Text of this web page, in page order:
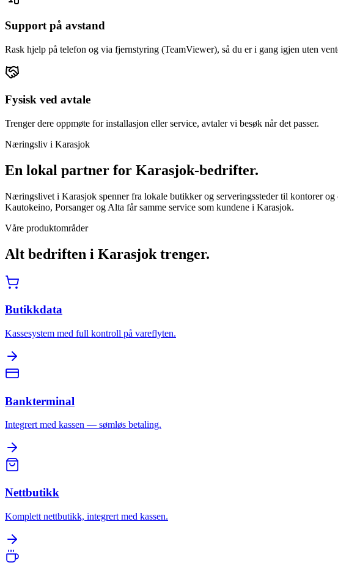
Support på avstand
Rask hjelp på telefon og via fjernstyring (TeamViewer), så du er i gang igjen uten
Fysisk ved avtale
Trenger dere oppmøte for installasjon eller service, avtaler vi besøk når det passer.
Næringsliv i Karasjok
En lokal partner for Karasjok-bedrifter.
Næringslivet i Karasjok spenner fra lokale butikker og serveringssteder til kontorer
Kautokeino, Porsanger og Alta får samme service som kundene i Karasjok.
Våre produktområder
Alt bedriften i Karasjok trenger.
Butikkdata
Kassesystem med full kontroll på vareflyten.
Bankterminal
Integrert med kassen — sømløs betaling.
Nettbutikk
Komplett nettbutikk, integrert med kassen.